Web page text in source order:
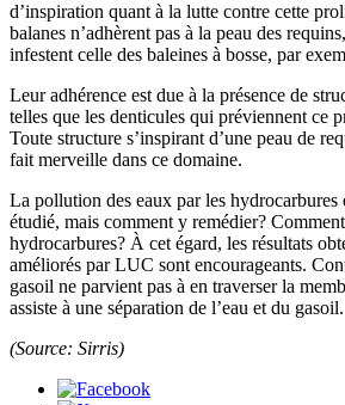
d’inspiration quant à la lutte contre cette
balanes n’adhèrent pas à la peau des
infestent celle des baleines à bosse, par
Leur adhérence est due à la présence de
telles que les denticules qui préviennent ce
Toute structure s’inspirant d’une peau de
fait merveille dans ce domaine.
La pollution des eaux par les hydrocarbures
étudié, mais comment y remédier?
hydrocarbures? À cet égard, les résultats
améliorés par LUC sont encourageants.
gasoil ne parvient pas à en traverser la
assiste à une séparation de l’eau et du gasoil.
(Source: Sirris)